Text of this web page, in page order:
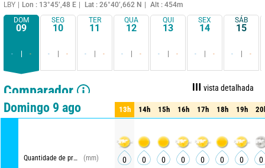
LBY Lon : 13°45’,48 E Lat : 26°40’,662 N
Alt : 454m
DOM
09
- -
SEG
10
- -
TER
11
- -
QUA
12
- -
QUI
13
- -
SEX
14
- -
SÁB
15
- -
Comparador
vista detalhada
vista resumida
Domingo 9 ago
Quantidade de precipitações
(mm)
13h 14h 15h 16h 17h 18h 19h
13h 14h 15h 16h 17h 18h 19h
0 0 0 0 0 0 0
0